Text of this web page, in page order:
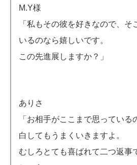
M.Y様
「私もその彼を好きなので、そ
いるのなら嬉しいです。
この先進展しますか？」
ありさ
「お相手がここまで思ってい
白してもうまくいきますよ。
むしろとても喜ばれて二つ返事